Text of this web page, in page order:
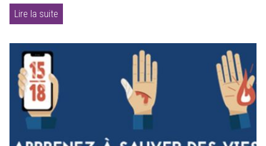
Lire la suite